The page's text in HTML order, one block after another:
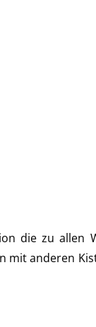
die zu allen
mit anderen